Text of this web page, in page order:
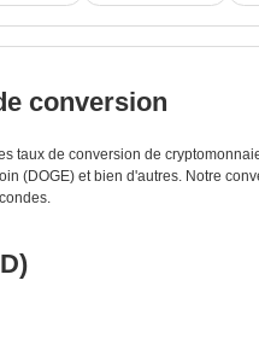
conversion
taux de conversion de
(DOGE) et bien d'autres. Notre